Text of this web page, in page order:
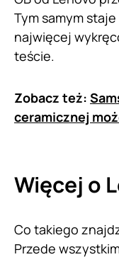
Tym samym
najwięcej
teście.
Zobacz też:
ceramicznej
Więcej o
Co takiego
Przede